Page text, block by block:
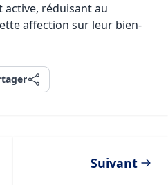
active, réduisant au
affection sur leur bien-
Suivant